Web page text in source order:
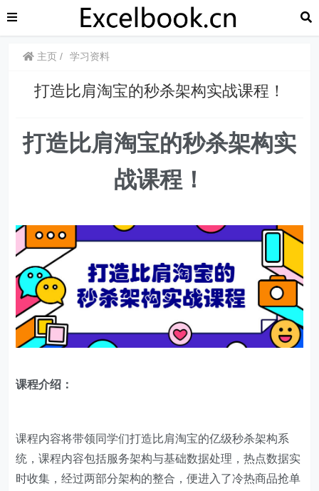
主页 学习资料
打造比肩淘宝的秒杀架构实战课程！
打造比肩淘宝的秒杀架构实
战课程！
课程介绍：
课程内容将带领同学们打造比肩淘宝的亿级秒杀架构系
统，课程内容包括服务架构与基础数据处理，热点数据实
时收集，经过两部分架构的整合，便进入了冷热商品抢单